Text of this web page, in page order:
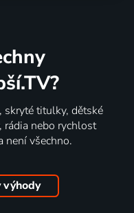
skryté titulky, dětské
rádia nebo rychlost
není všechno.
výhody